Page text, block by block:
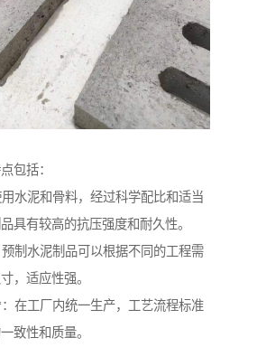
包括：
水泥和骨料，经过科学配比和适当
具有较高的抗压强度和耐久性。
制水泥制品可以根据不同的工程需
，适应性强。
在工厂内统一生产，工艺流程标准
致性和质量。